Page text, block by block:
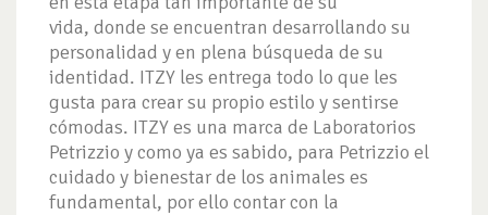
vida, donde se encuentran desarrollando su
personalidad y en plena búsqueda de su
identidad. ITZY les entrega todo lo que les
gusta para crear su propio estilo y sentirse
cómodas. ITZY es una marca de Laboratorios
Petrizzio y como ya es sabido, para Petrizzio el
cuidado y bienestar de los animales es
fundamental, por ello contar con la